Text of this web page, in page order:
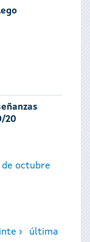
20
de octubre
›
última